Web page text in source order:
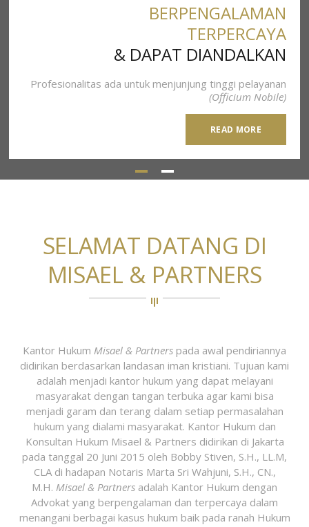
BERPENGALAMAN
TERPERCAYA
& DAPAT DIANDALKAN
Profesionalitas ada untuk menjunjung tinggi pelayanan
(Officium Nobile)
READ MORE
SELAMAT DATANG DI
MISAEL & PARTNERS
Kantor Hukum Misael & Partners pada awal pendiriannya
didirikan berdasarkan landasan iman kristiani. Tujuan kami
adalah menjadi kantor hukum yang dapat melayani
masyarakat dengan tangan terbuka agar kami bisa
menjadi garam dan terang dalam setiap permasalahan
hukum yang dialami masyarakat. Kantor Hukum dan
Konsultan Hukum Misael & Partners didirikan di Jakarta
pada tanggal 20 Juni 2015 oleh Bobby Stiven, S.H., LL.M,
CLA di hadapan Notaris Marta Sri Wahjuni, S.H., CN.,
M.H. Misael & Partners adalah Kantor Hukum dengan
Advokat yang berpengalaman dan terpercaya dalam
menangani berbagai kasus hukum baik pada ranah Hukum